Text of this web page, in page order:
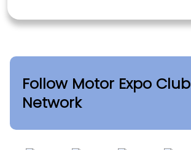
Follow Motor Expo Club
Network